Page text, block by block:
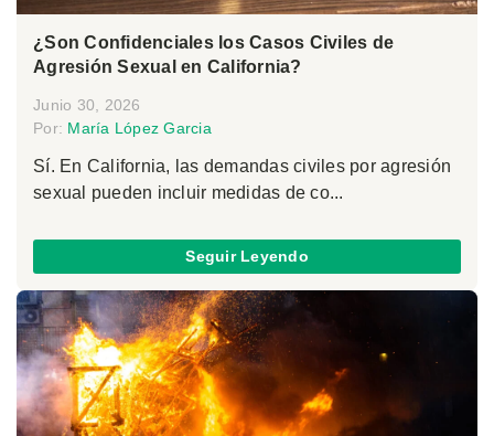
¿Son Confidenciales los Casos Civiles de
Agresión Sexual en California?
Junio 30, 2026
Por: María López Garcia
Sí. En California, las demandas civiles por agresión
sexual pueden incluir medidas de co...
Seguir Leyendo